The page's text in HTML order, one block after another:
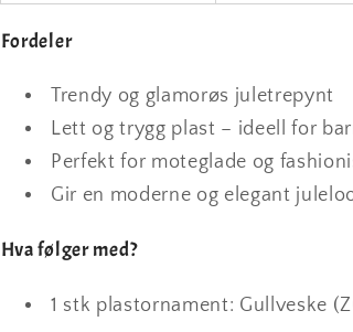
Fordeler
Trendy og glamorøs juletrepynt
Lett og trygg plast – ideell for
Perfekt for moteglade og
Gir en moderne og elegant
Hva følger med?
1 stk plastornament: Gullveske